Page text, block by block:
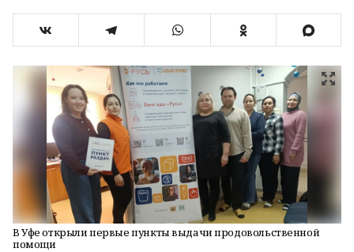
В Уфе открыли первые пункты выдачи продовольственной
помощи